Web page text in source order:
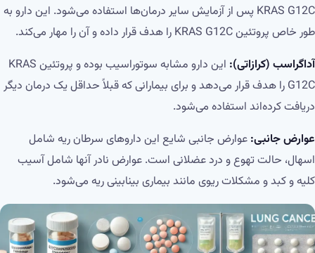
KRAS G12C پس از آزمایش سایر درمان‌ها استفاده می‌شود. این دارو به
طور خاص پروتئین KRAS G12C را هدف قرار داده و آن را مهار می‌کند.
آداگراسب (کرازاتی):
این دارو مشابه سوتوراسیب بوده و پروتئین KRAS
G12C را هدف قرار می‌دهد و برای بیمارانی که قبلاً حداقل یک درمان دیگر
دریافت کرده‌اند استفاده می‌شود.
عوارض جانبی: عوارض جانبی شایع این داروهای سرطان ریه شامل
اسهال، حالت تهوع و درد عضلانی است. عوارض نادر آنها شامل آسیب
کلیه و کبد و مشکلات ریوی مانند بیماری بینابینی ریه می‌شود.